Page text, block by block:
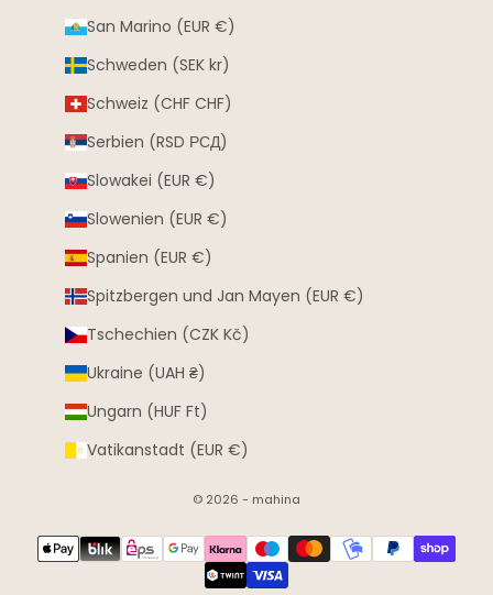
San Marino (EUR €)
Schweden (SEK kr)
Schweiz (CHF CHF)
Serbien (RSD РСД)
Slowakei (EUR €)
Slowenien (EUR €)
Spanien (EUR €)
Spitzbergen und Jan Mayen (EUR €)
Tschechien (CZK Kč)
Ukraine (UAH ₴)
Ungarn (HUF Ft)
Vatikanstadt (EUR €)
© 2026 - mahina